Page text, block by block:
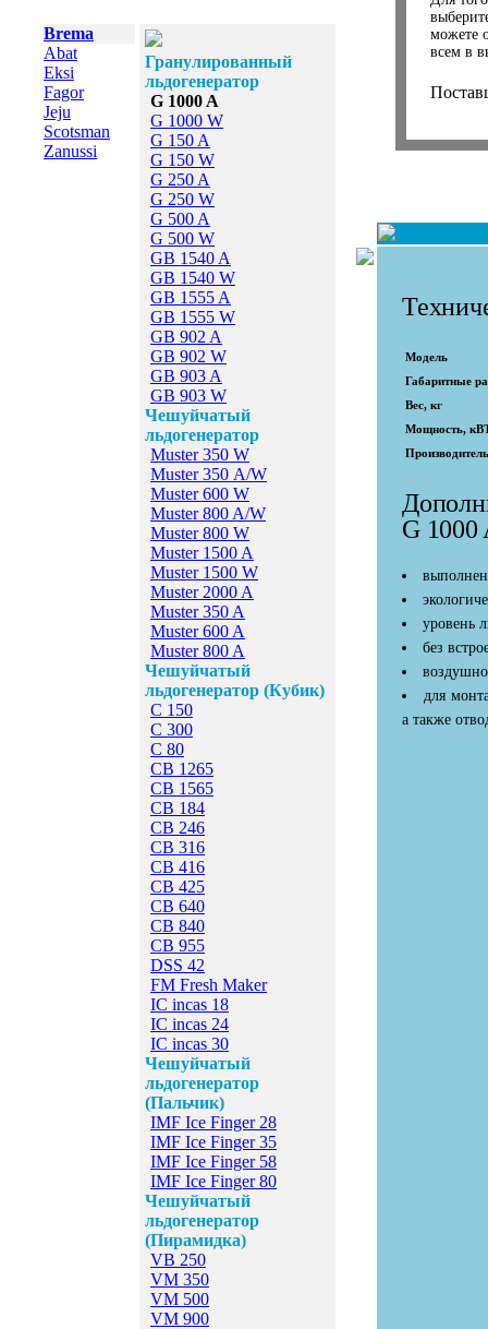
Brema
Abat
Eksi
Fagor
Jeju
Scotsman
Zanussi
Гранулированный
льдогенератор
G 1000 A
G 1000 W
G 150 A
G 150 W
G 250 A
G 250 W
G 500 A
G 500 W
GB 1540 A
GB 1540 W
GB 1555 A
GB 1555 W
GB 902 A
GB 902 W
GB 903 A
GB 903 W
Чешуйчатый
льдогенератор
Muster 350 W
Muster 350 А/W
Muster 600 W
Muster 800 A/W
Muster 800 W
Мuster 1500 A
Мuster 1500 W
Мuster 2000 A
Мuster 350 A
Мuster 600 A
Мuster 800 A
Чешуйчатый
льдогенератор (Кубик)
C 150
C 300
C 80
CB 1265
CB 1565
CB 184
CB 246
CB 316
CB 416
CB 425
CB 640
CB 840
CB 955
DSS 42
FM Fresh Maker
IC incas 18
IC incas 24
IC incas 30
Чешуйчатый
льдогенератор
(Пальчик)
IMF Ice Finger 28
IMF Ice Finger 35
IMF Ice Finger 58
IMF Ice Finger 80
Чешуйчатый
льдогенератор
(Пирамидка)
VB 250
VM 350
VM 500
VM 900
можете
всем в
Модель
Габаритные
Вес, кг
Мощность,
G 1000
уровень
без
для
а также